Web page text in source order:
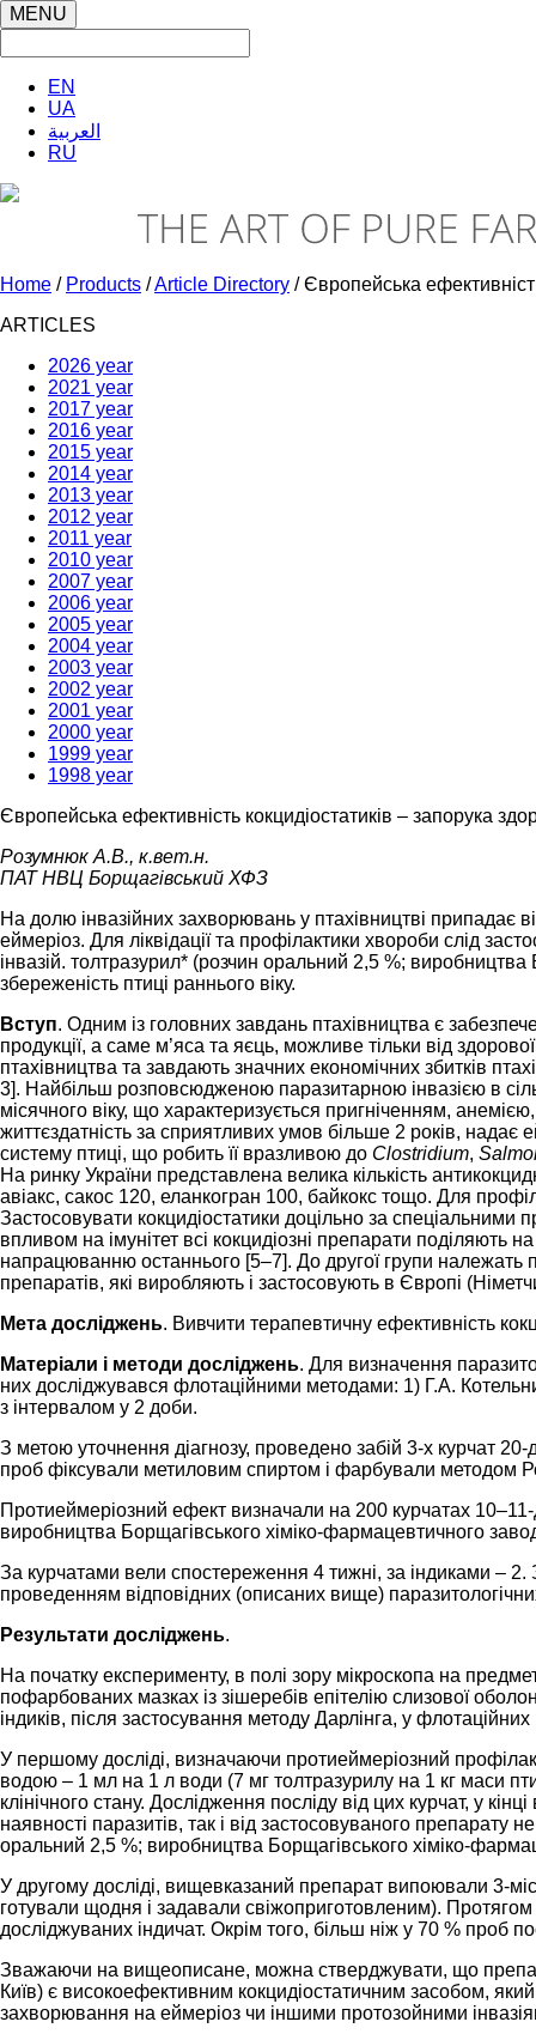
MENU
EN
UA
العربية
RU
Home / Products /Article Directory / Європейська
ARTICLES
2026 year
2021 year
2017 year
2016 year
2015 year
2014 year
2013 year
2012 year
2011 year
2010 year
2007 year
2006 year
2005 year
2004 year
2003 year
2002 year
2001 year
2000 year
1999 year
1998 year
Європейська ефективність кокцидіостатиків – запорука
Розумнюк А.В., к.вет.н.
ПАТ НВЦ Борщагівський ХФЗ
На долю інвазійних захворювань у птахівництві припадає
еймеріоз. Для ліквідації та профілактики хвороби слід
інвазій. толтразурил* (розчин оральний 2,5 %; виробництва
збереженість птиці раннього віку.
Вступ. Одним із головних завдань птахівництва є
продукції, а саме м’яса та яєць, можливе тільки від
птахівництва та завдають значних економічних збитків
3]. Найбільш розповсюдженою паразитарною інвазією в
місячного віку, що характеризується пригніченням,
життєздатність за сприятливих умов більше 2 років, надає
систему птиці, що робить її вразливою до Clostridium,
На ринку України представлена велика кількість
авіакс, сакос 120, еланкогран 100, байкокс тощо. Для
Застосовувати кокцидіостатики доцільно за
впливом на імунітет всі кокцидіозні препарати
напрацюванню останнього [5–7]. До другої групи належать
препаратів, які виробляють і застосовують в Європі
Мета досліджень. Вивчити терапевтичну ефективність
Матеріали і методи досліджень. Для визначення
них досліджувався флотаційними методами: 1) Г.А.
з інтервалом у 2 доби.
З метою уточнення діагнозу, проведено забій 3-х курчат 20-
проб фіксували метиловим спиртом і фарбували методом
Протиеймеріозний ефект визначали на 200 курчатах
виробництва Борщагівського хіміко-фармацевтичного
За курчатами вели спостереження 4 тижні, за індиками – 2.
проведенням відповідних (описаних вище)
Результати досліджень.
На початку експерименту, в полі зору мікроскопа на
пофарбованих мазках із зішеребів епітелію слизової
індиків, після застосування методу Дарлінга, у
У першому досліді, визначаючи протиеймеріозний
водою – 1 мл на 1 л води (7 мг толтразурилу на 1 кг маси
клінічного стану. Дослідження посліду від цих курчат, у
наявності паразитів, так і від застосовуваного препарату
оральний 2,5 %; виробництва Борщагівського хіміко-
У другому досліді, вищевказаний препарат випоювали 3-
готували щодня і задавали свіжоприготовленим).
досліджуваних індичат. Окрім того, більш ніж у 70 % проб
Зважаючи на вищеописане, можна стверджувати, що
Київ) є високоефективним кокцидіостатичним засобом,
захворювання на еймеріоз чи іншими протозойними